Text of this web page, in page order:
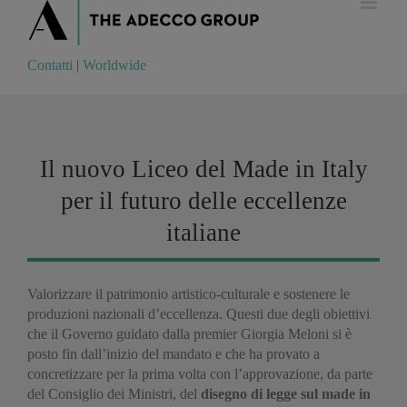
Contatti Worldwide
Contatti | Worldwide
Il nuovo Liceo del Made in Italy
per il futuro delle eccellenze
italiane
Valorizzare il patrimonio artistico-culturale e sostenere le
produzioni nazionali d’eccellenza. Questi due degli obiettivi
che il Governo guidato dalla premier Giorgia Meloni si è
posto fin dall’inizio del mandato e che ha provato a
concretizzare per la prima volta con l’approvazione, da parte
del Consiglio dei Ministri, del disegno di legge sul made in